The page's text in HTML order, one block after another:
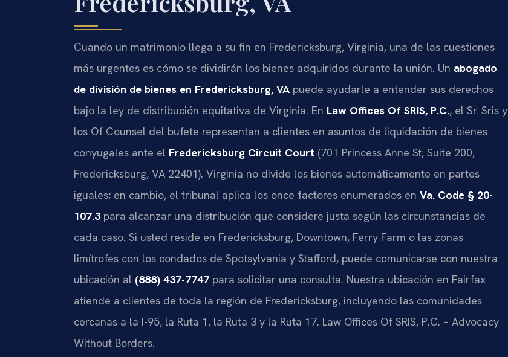
Cuando un matrimonio llega a su fin en Fredericksburg, Virginia, una de las cuestiones
más urgentes es cómo se dividirán los bienes adquiridos durante la unión. Un abogado
de división de bienes en Fredericksburg, VA puede ayudarle a entender sus derechos
bajo la ley de distribución equitativa de Virginia. En Law Offices Of SRIS, P.C., el Sr. Sris y
los Of Counsel del bufete representan a clientes en asuntos de liquidación de bienes
conyugales ante el Fredericksburg Circuit Court (701 Princess Anne St, Suite 200,
Fredericksburg, VA 22401). Virginia no divide los bienes automáticamente en partes
iguales; en cambio, el tribunal aplica los once factores enumerados en Va. Code § 20-
107.3para alcanzar una distribución que considere justa según las circunstancias de
cada caso. Si usted reside en Fredericksburg, Downtown, Ferry Farm o las zonas
limítrofes con los condados de Spotsylvania y Stafford, puede comunicarse con nuestra
ubicación al (888) 437-7747 para solicitar una consulta. Nuestra ubicación en Fairfax
atiende a clientes de toda la región de Fredericksburg, incluyendo las comunidades
cercanas a la I-95, la Ruta 1, la Ruta 3 y la Ruta 17. Law Offices Of SRIS, P.C. – Advocacy
Without Borders.